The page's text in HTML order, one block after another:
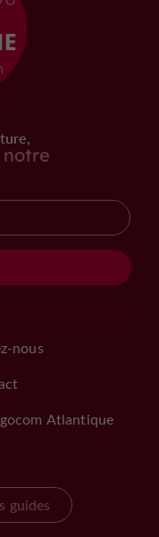
nous
Atlantique
guides